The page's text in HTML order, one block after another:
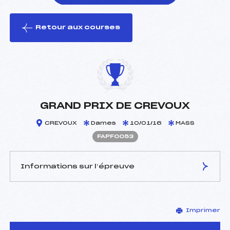
le ski
Retour aux courses
GRAND PRIX DE CREVOUX
CREVOUX Dames 10/01/16 MASS
FAPF0053
Informations sur l’épreuve
COLOMBAN YVON (AP)
D.T Adjoint :
–
Imprimer